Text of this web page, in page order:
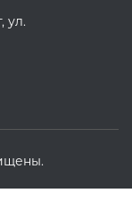
ул.